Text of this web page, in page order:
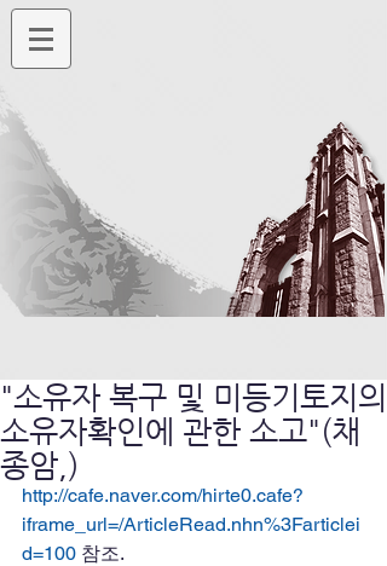
"소유자 복구 및 미등기토지의
소유자확인에 관한 소고"(채
종암,)
http://cafe.naver.com/hirte0.cafe?
iframe_url=/ArticleRead.nhn%3Farticlei
d=100 참조.